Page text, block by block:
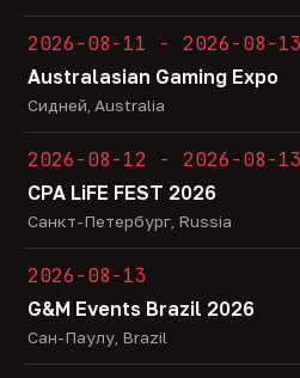
2026-08-11 - 2026-08-13
Australasian Gaming Expo
Сидней, Australia
2026-08-12 - 2026-08-13
CPA LiFE FEST 2026
Санкт-Петербург, Russia
2026-08-13
G&M Events Brazil 2026
Сан-Паулу, Brazil